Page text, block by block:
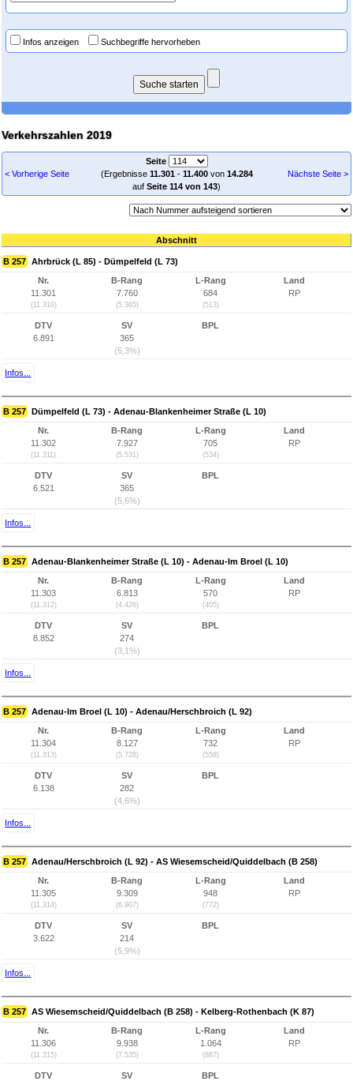
Infos anzeigen Suchbegriffe hervorheben
Verkehrszahlen 2019
< Vorherige Seite
Seite
(Ergebnisse 11.301- 11.400von 14.284
auf Seite 114 von 143)
Nächste Seite >
Abschnitt
B 257 Ahrbrück (L 85) - Dümpelfeld (L 73)
Nr.
11.301
(11.310)
B-Rang
7.760
(5.365)
L-Rang
684
(513)
Land
RP
DTV
6.891
SV
365
(5,3%)
BPL
Infos...
B 257 Dümpelfeld (L 73) - Adenau-Blankenheimer Straße (L 10)
Nr.
11.302
(11.311)
B-Rang
7.927
(5.531)
L-Rang
705
(534)
Land
RP
DTV
6.521
SV
365
(5,6%)
BPL
Infos...
B 257 Adenau-Blankenheimer Straße (L 10) - Adenau-Im Broel (L 10)
Nr.
11.303
(11.312)
B-Rang
6.813
(4.426)
L-Rang
570
(405)
Land
RP
DTV
8.852
SV
274
(3,1%)
BPL
Infos...
B 257 Adenau-Im Broel (L 10) - Adenau/Herschbroich (L 92)
Nr.
11.304
(11.313)
B-Rang
8.127
(5.728)
L-Rang
732
(558)
Land
RP
DTV
6.138
SV
282
(4,6%)
BPL
Infos...
B 257 Adenau/Herschbroich (L 92) - AS Wiesemscheid/Quiddelbach (B 258)
Nr.
11.305
(11.314)
B-Rang
9.309
(6.907)
L-Rang
948
(772)
Land
RP
DTV
3.622
SV
214
(5,9%)
BPL
Infos...
B 257 AS Wiesemscheid/Quiddelbach (B 258) - Kelberg-Rothenbach (K 87)
Nr.
11.306
(11.315)
B-Rang
9.938
(7.535)
L-Rang
1.064
(887)
Land
RP
DTV
SV
BPL